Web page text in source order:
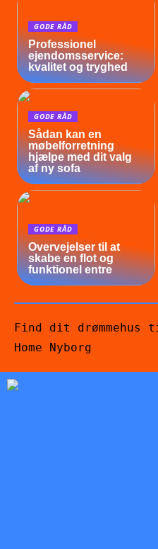
GODE RÅD
Professionel
ejendomsservice:
kvalitet og tryghed
GODE RÅD
Sådan kan en
møbelforretning
hjælpe med dit valg
af ny sofa
GODE RÅD
Overvejelser til at
skabe en flot og
funktionel entre
Find dit
Home Nyborg